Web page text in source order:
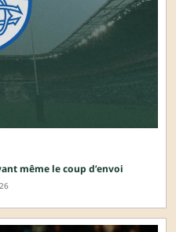
même le coup d’envoi